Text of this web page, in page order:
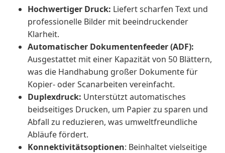
Hochwertiger Druck: Liefert scharfen Text und
professionelle Bilder mit beeindruckender
Klarheit.
Automatischer Dokumentenfeeder (ADF):
Ausgestattet mit einer Kapazität von 50 Blättern,
was die Handhabung großer Dokumente für
Kopier- oder Scanarbeiten vereinfacht.
Duplexdruck: Unterstützt automatisches
beidseitiges Drucken, um Papier zu sparen und
Abfall zu reduzieren, was umweltfreundliche
Abläufe fördert.
Konnektivitätsoptionen: Beinhaltet vielseitige